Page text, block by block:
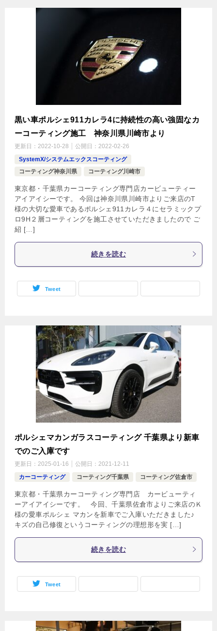
黒い車ポルシェ911カレラ4に持続性の高い強固なカ
ーコーティング施工 神奈川県川崎市より
更新日： 2022-10-28 公開日： 2022-02-26
SystemX/システムエックスコーティング
コーティング神奈川県
コーティング川崎市
東京都・千葉県カーコーティング専門店カービューティー
アイアイシーです。 今回は神奈川県川崎市よりご来店のT
様の大切な愛車であるポルシェ911カレラ４にセラミックプ
ロ9H２層コーティングを施工させていただきましたので ご
紹 […]
続きを読む
Tweet
ポルシェマカンガラスコーティング 千葉県より新車
でのご入庫です
更新日： 2025-01-16 公開日： 2021-12-11
カーコーティング
コーティング千葉県 コーティング佐倉市
東京都・千葉県カーコーティング専門店 カービューティ
ーアイアイシーです。 今回、千葉県佐倉市よりご来店のＫ
様の愛車ポルシェ マカンを新車でご入庫いただきました♪
キズの自己修復というコーティングの理想形を実 […]
続きを読む
Tweet